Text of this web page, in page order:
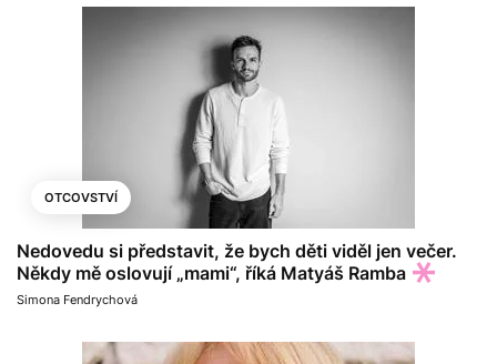
OTCOVSTVÍ
Nedovedu si představit, že bych děti viděl jen večer.
Někdy mě oslovují „mami“, říká Matyáš Ramba
Simona Fendrychová